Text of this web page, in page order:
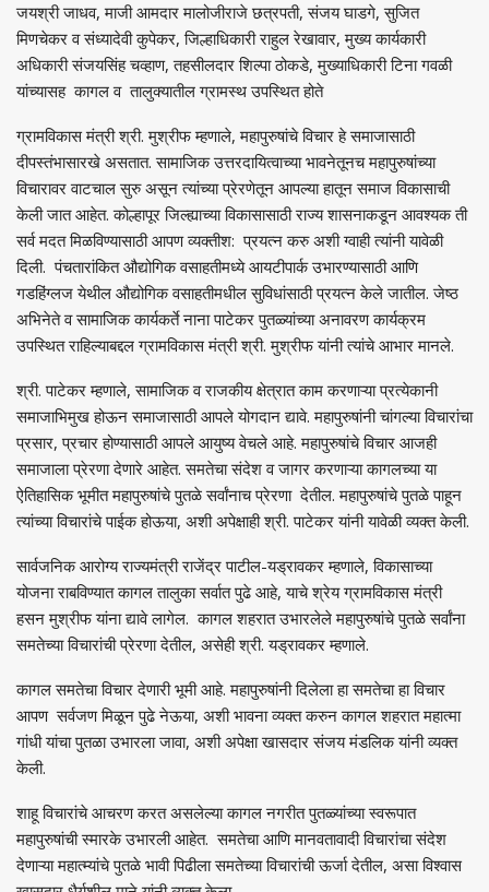
जयश्री जाधव, माजी आमदार मालोजीराजे छत्रपती, संजय घाडगे, सुजित
मिणचेकर व संध्यादेवी कुपेकर, जिल्हाधिकारी राहुल रेखावार, मुख्य कार्यकारी
अधिकारी संजयसिंह चव्हाण, तहसीलदार शिल्पा ठोकडे, मुख्याधिकारी टिना गवळी
यांच्यासह कागल व तालुक्यातील ग्रामस्थ उपस्थित होते
ग्रामविकास मंत्री श्री. मुश्रीफ म्हणाले, महापुरुषांचे विचार हे समाजासाठी
दीपस्तंभासारखे असतात. सामाजिक उत्तरदायित्वाच्या भावनेतूनच महापुरुषांच्या
विचारावर वाटचाल सुरु असून त्यांच्या प्रेरणेतून आपल्या हातून समाज विकासाची
केली जात आहेत. कोल्हापूर जिल्ह्याच्या विकासासाठी राज्य शासनाकडून आवश्यक ती
सर्व मदत मिळविण्यासाठी आपण व्यक्तीश: प्रयत्न करु अशी ग्वाही त्यांनी यावेळी
दिली. पंचतारांकित औद्योगिक वसाहतीमध्ये आयटीपार्क उभारण्यासाठी आणि
गडहिंग्लज येथील औद्योगिक वसाहतीमधील सुविधांसाठी प्रयत्न केले जातील. जेष्ठ
अभिनेते व सामाजिक कार्यकर्ते नाना पाटेकर पुतळ्यांच्या अनावरण कार्यक्रम
उपस्थित राहिल्याबद्दल ग्रामविकास मंत्री श्री. मुश्रीफ यांनी त्यांचे आभार मानले.
श्री. पाटेकर म्हणाले, सामाजिक व राजकीय क्षेत्रात काम करणाऱ्या प्रत्येकानी
समाजाभिमुख होऊन समाजासाठी आपले योगदान द्यावे. महापुरुषांनी चांगल्या विचारांचा
प्रसार, प्रचार होण्यासाठी आपले आयुष्य वेचले आहे. महापुरुषांचे विचार आजही
समाजाला प्रेरणा देणारे आहेत. समतेचा संदेश व जागर करणाऱ्या कागलच्या या
ऐतिहासिक भूमीत महापुरुषांचे पुतळे सर्वांनाच प्रेरणा देतील. महापुरुषांचे पुतळे पाहून
त्यांच्या विचारांचे पाईक होऊया, अशी अपेक्षाही श्री. पाटेकर यांनी यावेळी व्यक्त केली.
सार्वजनिक आरोग्य राज्यमंत्री राजेंद्र पाटील-यड्रावकर म्हणाले, विकासाच्या
योजना राबविण्यात कागल तालुका सर्वात पुढे आहे, याचे श्रेय ग्रामविकास मंत्री
हसन मुश्रीफ यांना द्यावे लागेल. कागल शहरात उभारलेले महापुरुषांचे पुतळे सर्वांना
समतेच्या विचारांची प्रेरणा देतील, असेही श्री. यड्रावकर म्हणाले.
कागल समतेचा विचार देणारी भूमी आहे. महापुरुषांनी दिलेला हा समतेचा हा विचार
आपण सर्वजण मिळून पुढे नेऊया, अशी भावना व्यक्त करुन कागल शहरात महात्मा
गांधी यांचा पुतळा उभारला जावा, अशी अपेक्षा खासदार संजय मंडलिक यांनी व्यक्त
केली.
शाहू विचारांचे आचरण करत असलेल्या कागल नगरीत पुतळ्यांच्या स्वरूपात
महापुरुषांची स्मारके उभारली आहेत. समतेचा आणि मानवतावादी विचारांचा संदेश
देणाऱ्या महात्म्यांचे पुतळे भावी पिढीला समतेच्या विचारांची ऊर्जा देतील, असा विश्वास